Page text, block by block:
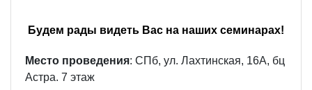
Будем рады видеть Вас на наших семинарах!
Место проведения: СПб, ул. Лахтинская, 16А, бц
Астра. 7 этаж